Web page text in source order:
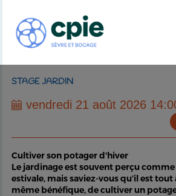
STAGE JARDIN
vendredi 21 août 2026
Cultiver son potager d'hiver
Le jardinage est souvent perçu
estivale, mais saviez-vous qu’il est
même bénéfique, de cultiver un